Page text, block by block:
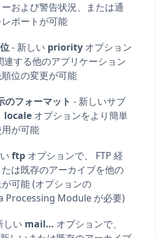
および警告状況、または通
ポートが可能
- 新しい priority オプション
連する他のアプリケーション
位の変更が可能
フォーマット - 新しいサブ
locale オプションをより簡単
が可能
ftp オプションで、 FTP 経
は既存のアーカイブを他の
可能 (オプションの
Processing Module が必要)
しい mail… オプションで、